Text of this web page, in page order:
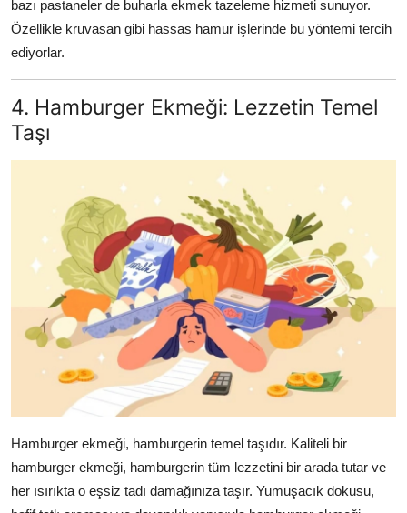
bazı pastaneler de buharla ekmek tazeleme hizmeti sunuyor.
Özellikle kruvasan gibi hassas hamur işlerinde bu yöntemi tercih
ediyorlar.
4. Hamburger Ekmeği: Lezzetin Temel
Taşı
Hamburger ekmeği, hamburgerin temel taşıdır. Kaliteli bir
hamburger ekmeği, hamburgerin tüm lezzetini bir arada tutar ve
her ısırıkta o eşsiz tadı damağınıza taşır. Yumuşacık dokusu,